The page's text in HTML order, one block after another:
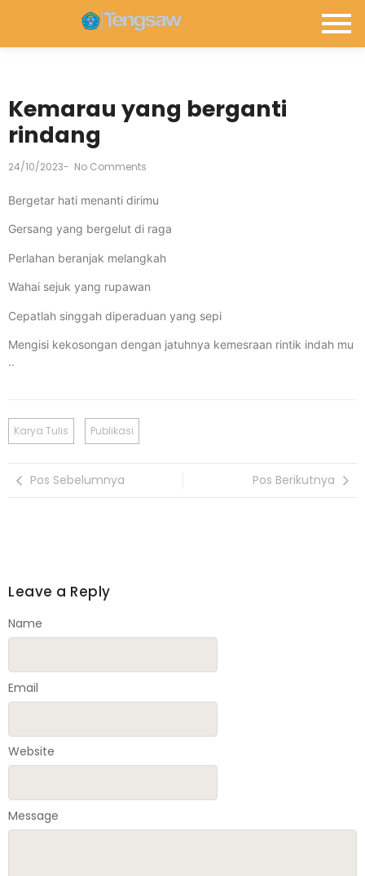
Kemarau yang berganti
rindang
24/10/2023- No Comments
Bergetar hati menanti dirimu
Gersang yang bergelut di raga
Perlahan beranjak melangkah
Wahai sejuk yang rupawan
Cepatlah singgah diperaduan yang sepi
Mengisi kekosongan dengan jatuhnya kemesraan rintik indah mu
..
Karya Tulis Publikasi
Pos Sebelumnya Pos Berikutnya
Leave a Reply
Message
Name
Email
Website